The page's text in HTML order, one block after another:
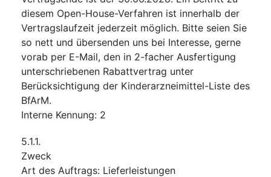
diesem Open-House-Verfahren ist innerhalb der
Vertragslaufzeit jederzeit möglich. Bitte seien Sie
so nett und übersenden uns bei Interesse, gerne
vorab per E-Mail, den in 2-facher Ausfertigung
unterschriebenen Rabattvertrag unter
Berücksichtigung der Kinderarzneimittel-Liste des
BfArM.
Interne Kennung: 2
5.1.1.
Zweck
Art des Auftrags: Lieferleistungen